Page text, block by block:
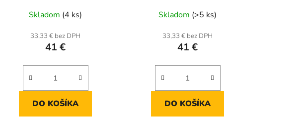
Skladom (4 ks)
33,33 € bez DPH
41 €
DO KOŠÍKA
Skladom (>5 ks)
33,33 € bez DPH
41 €
DO KOŠÍKA